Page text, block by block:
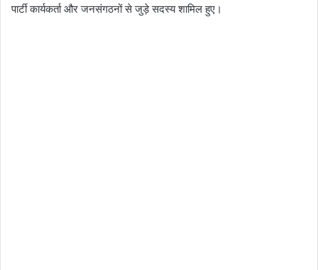
पार्टी कार्यकर्ता और जनसंगठनों से जुड़े सदस्य शामिल हुए।